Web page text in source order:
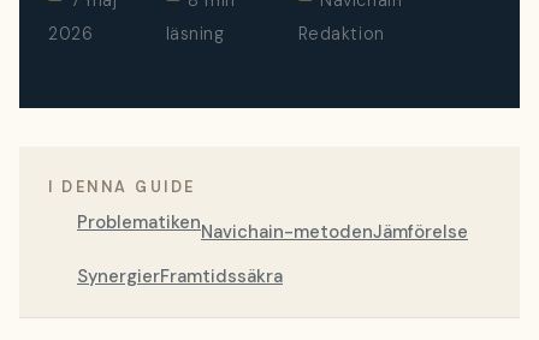
2026
läsning
Redaktion
I DENNA GUIDE
ProblematikenNavichain-metodenJämförelse
SynergierFramtidssäkra